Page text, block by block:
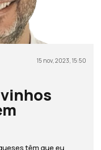
15 nov, 2023, 15:50
têm que eu